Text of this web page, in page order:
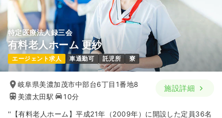
特定医療法人録三会
有料老人ホーム 更紗
エージェント求人 車通勤可 託児所 寮
岐阜県美濃加茂市中部台6丁目1番地8
美濃太田駅
10分
施設詳細
''【有料老人ホーム】平成21年（2009年）に開設した定員36名